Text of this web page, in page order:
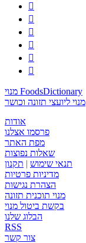






מנוי FoodsDictionary
מנוי ליועצי תזונה וכושר
אודות
פרסמו אצלנו
מפת האתר
שאלות נפוצות
תנאי שימוש | תקנון
מדיניות פרטיות
הצהרת נגישות
מנוי תוכנית תזונה
בקשת ביטול מנוי
הבלוג שלנו
RSS
צור קשר